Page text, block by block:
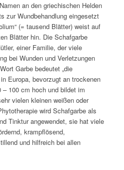
an den griechischen Helden
zur Wundbehandlung eingesetzt
(= tausend Blätter) weist auf
Blätter hin. Die Schafgarbe
einer Familie, der viele
bei Wunden und Verletzungen
Garbe bedeutet „die
Europa, bevorzugt an trockenen
100 cm hoch und bildet im
vielen kleinen weißen oder
wird Schafgarbe als
Tinktur angewendet, sie hat viele
krampflösend,
und hilfreich bei allen